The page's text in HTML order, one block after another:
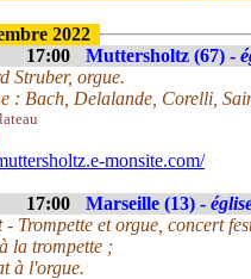
2022
17:00
Muttersholtz (67) -
Struber, orgue.
: Bach, Delalande, Corelli,
monsite.com/
17:00 Marseille (13) -
Trompette et orgue, concert
la trompette ;
à l'orgue.